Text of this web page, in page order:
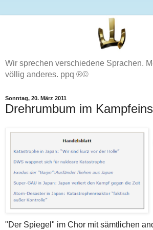
Wir sprechen verschiedene Sprachen.
völlig anderes. ppq ®©
Sonntag, 20. März 2011
Drehrumbum im
"Der Spiegel" im Chor mit sämtlichen